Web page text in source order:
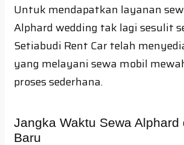
Untuk mendapatkan layanan
Alphard wedding tak lagi sesulit
Setiabudi Rent Car telah
yang melayani sewa mobil
proses sederhana.
Jangka Waktu Sewa Alphard
Baru